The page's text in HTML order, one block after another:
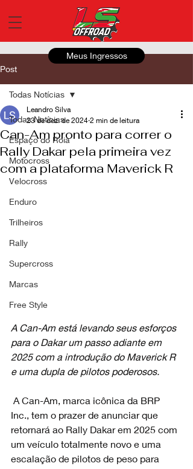
Meus Ingressos
Post
Todas Notícias
Espaço do Roia
Motocross
Velocross
Enduro
Trilheiros
Rally
Supercross
Marcas
Free Style
Todas Notícias
Can-Am pronto para correr o
Rally Dakar pela primeira vez
com a plataforma Maverick R
Leandro Silva
23 de dez. de 2024 2 min de leitura
A Can-Am está levando seus esforços
para o Dakar um passo adiante em
2025 com a introdução do Maverick R
e uma dupla de pilotos poderosos.
A Can-Am, marca icônica da BRP
Inc., tem o prazer de anunciar que
retornará ao Rally Dakar em 2025 com
um veículo totalmente novo e uma
escalação de pilotos de peso para